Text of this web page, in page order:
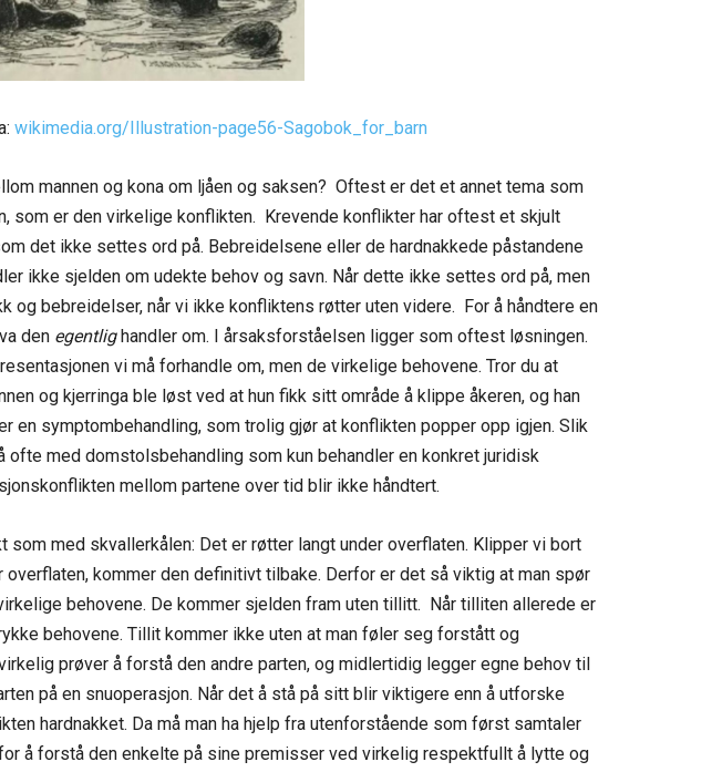
wikimedia.org/Illustration-page56-Sagobok_for_barn
mannen og kona om ljåen og saksen? Oftest er det et annet tema som
som er den virkelige konflikten. Krevende konflikter har oftest et skjult
det ikke settes ord på. Bebreidelsene eller de hardnakkede påstandene
ikke sjelden om udekte behov og savn. Når dette ikke settes ord på, men
og bebreidelser, når vi ikke konfliktens røtter uten videre. For å håndtere en
den egentlighandler om. I årsaksforståelsen ligger som oftest løsningen.
vi må forhandle om, men de virkelige behovene. Tror du at
og kjerringa ble løst ved at hun fikk sitt område å klippe åkeren, og han
en symptombehandling, som trolig gjør at konflikten popper opp igjen. Slik
ofte med domstolsbehandling som kun behandler en konkret juridisk
mellom partene over tid blir ikke håndtert.
som med skvallerkålen: Det er røtter langt under overflaten. Klipper vi bort
kommer den definitivt tilbake. Derfor er det så viktig at man spør
behovene. De kommer sjelden fram uten tillitt. Når tilliten allerede er
behovene. Tillit kommer ikke uten at man føler seg forstått og
prøver å forstå den andre parten, og midlertidig legger egne behov til
på en snuoperasjon. Når det å stå på sitt blir viktigere enn å utforske
hardnakket. Da må man ha hjelp fra utenforstående som først samtaler
å forstå den enkelte på sine premisser ved virkelig respektfullt å lytte og